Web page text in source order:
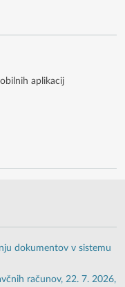
aplikacij
dokumentov v sistemu
računov, 22. 7. 2026,